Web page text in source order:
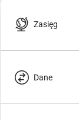
Zasięg
Dane